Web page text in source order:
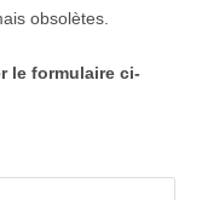
obsolètes.
le formulaire ci-